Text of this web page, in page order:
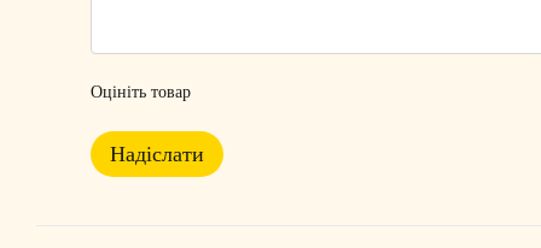
Оцініть товар
Надіслати